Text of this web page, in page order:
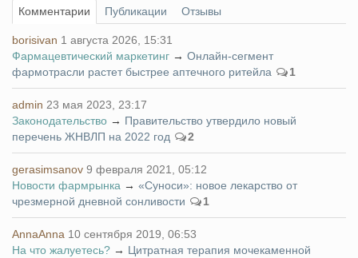
Комментарии Публикации Отзывы
borisivan 1 августа 2026, 15:31
Фармацевтический маркетинг → Онлайн-сегмент
фармотрасли растет быстрее аптечного ритейла
1
admin 23 мая 2023, 23:17
Законодательство → Правительство утвердило новый
перечень ЖНВЛП на 2022 год
2
gerasimsanov 9 февраля 2021, 05:12
Новости фармрынка → «Суноси»: новое лекарство от
чрезмерной дневной сонливости
1
AnnaAnna 10 сентября 2019, 06:53
На что жалуетесь? → Цитратная терапия мочекаменной